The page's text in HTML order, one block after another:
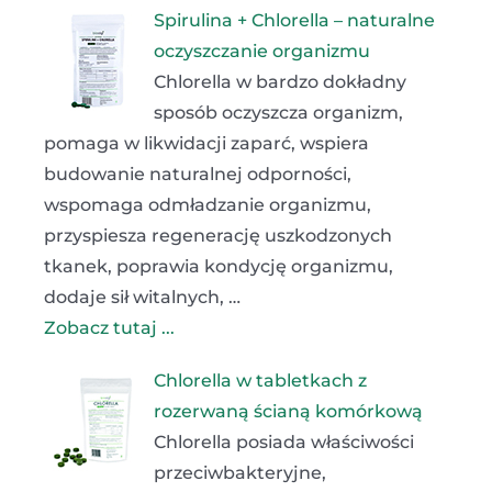
Spirulina + Chlorella – naturalne
oczyszczanie organizmu
Chlorella w bardzo dokładny
sposób oczyszcza organizm,
pomaga w likwidacji zaparć, wspiera
budowanie naturalnej odporności,
wspomaga odmładzanie organizmu,
przyspiesza regenerację uszkodzonych
tkanek, poprawia kondycję organizmu,
dodaje sił witalnych, …
Zobacz tutaj ...
Chlorella w tabletkach z
rozerwaną ścianą komórkową
Chlorella posiada właściwości
przeciwbakteryjne,